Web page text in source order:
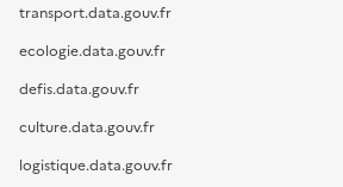
transport.data.gouv.fr
ecologie.data.gouv.fr
defis.data.gouv.fr
culture.data.gouv.fr
logistique.data.gouv.fr